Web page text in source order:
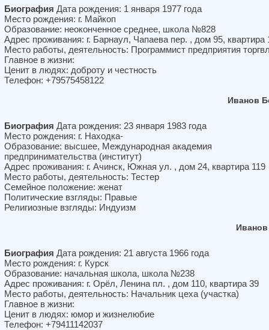
Биография Дата рождения: 1 января 1977 года
Место рождения: г. Майкоп
Образование: неоконченное среднее, школа №828
Адрес проживания: г. Барнаул, Чапаева пер. , дом 95, квартира
Место работы, деятельность: Программист предприятия
Главное в жизни:
Ценит в людях: доброту и честность
Телефон: +79575458122
Иванов
Биография Дата рождения: 23 января 1983 года
Место рождения: г. Находка-
Образование: высшее, Международная академия
предпринимательства (институт)
Адрес проживания: г. Ачинск, Южная ул. , дом 24, квартира 119
Место работы, деятельность: Тестер
Семейное положение: женат
Политические взгляды: Правые
Религиозные взгляды: Индуизм
Биография Дата рождения: 21 августа 1966 года
Место рождения: г. Курск
Образование: начальная школа, школа №238
Адрес проживания: г. Орёл, Ленина пл. , дом 110, квартира 39
Место работы, деятельность: Начальник цеха (участка)
Главное в жизни:
Ценит в людях: юмор и жизнелюбие
Телефон: +79411142037